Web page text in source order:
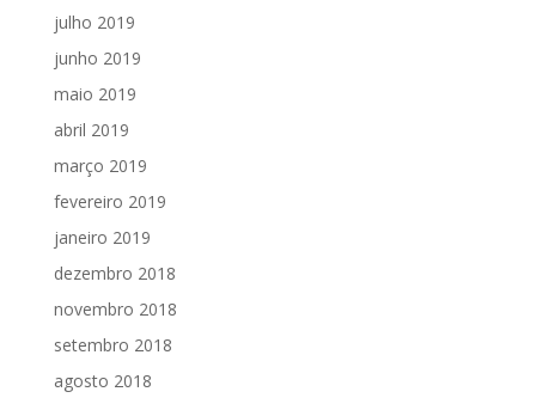
julho 2019
junho 2019
maio 2019
abril 2019
março 2019
fevereiro 2019
janeiro 2019
dezembro 2018
novembro 2018
setembro 2018
agosto 2018